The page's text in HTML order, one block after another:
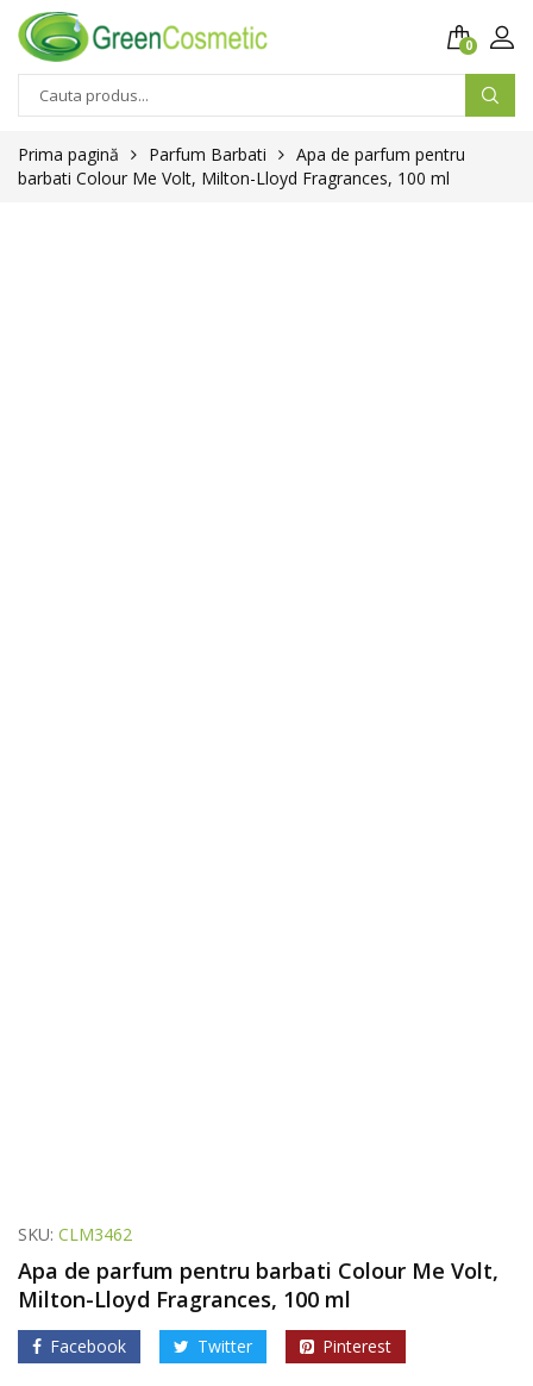
0
Prima pagină Parfum Barbati
Apa de parfum pentru
barbati Colour Me Volt, Milton-Lloyd Fragrances, 100 ml
SKU: CLM3462
Apa de parfum pentru barbati Colour Me Volt,
Milton-Lloyd Fragrances, 100 ml
Facebook Twitter Pinterest